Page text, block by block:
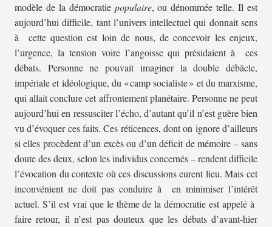
modèle de la démocratie populaire, ou dénommée telle. Il est
aujourd’hui difficile, tant l’univers intellectuel qui donnait sens
à cette question est loin de nous, de concevoir les enjeux,
l’urgence, la tension voire l’angoisse qui présidaient à ces
débats. Personne ne pouvait imaginer la double débâcle,
impériale et idéologique, du « camp socialiste » et du marxisme,
qui allait conclure cet affrontement planétaire. Personne ne peut
aujourd’hui en ressusciter l’écho, d’autant qu’il n’est guère bien
vu d’évoquer ces faits. Ces réticences, dont on ignore d’ailleurs
si elles procèdent d’un excès ou d’un déficit de mémoire – sans
doute des deux, selon les individus concernés – rendent difficile
l’évocation du contexte où ces discussions eurent lieu. Mais cet
inconvénient ne doit pas conduire à en minimiser l’intérêt
actuel. S’il est vrai que le thème de la démocratie est appelé à
faire retour, il n’est pas douteux que les débats d’avant-hier